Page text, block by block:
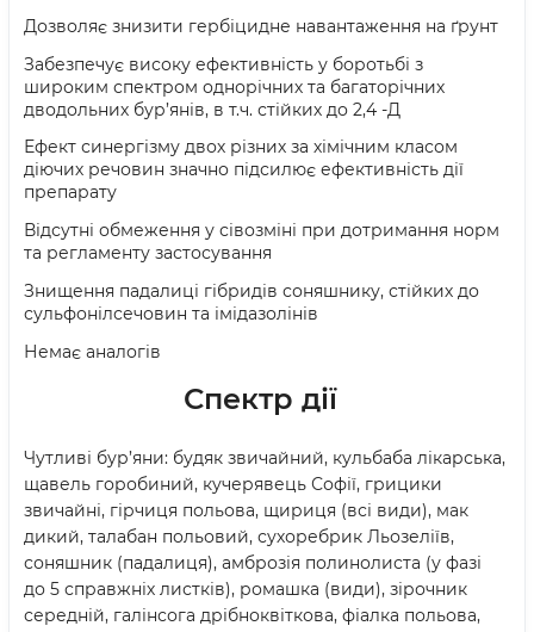
Дозволяє знизити гербіцидне навантаження на ґрунт
Забезпечує високу ефективність у боротьбі з
широким спектром однорічних та багаторічних
дводольних бур’янів, в т.ч. стійких до 2,4 -Д
Ефект синергізму двох різних за хімічним класом
діючих речовин значно підсилює ефективність дії
препарату
Відсутні обмеження у сівозміні при дотримання норм
та регламенту застосування
Знищення падалиці гібридів соняшнику, стійких до
сульфонілсечовин та імідазолінів
Немає аналогів
Спектр дії
Чутливі бур’яни: будяк звичайний, кульбаба лікарська,
щавель горобиний, кучерявець Софії, грицики
звичайні, гірчиця польова, щириця (всі види), мак
дикий, талабан польовий, сухоребрик Льозеліїв,
соняшник (падалиця), амброзія полинолиста (у фазі
до 5 справжніх листків), ромашка (види), зірочник
середній, галінсога дрібноквіткова, фіалка польова,